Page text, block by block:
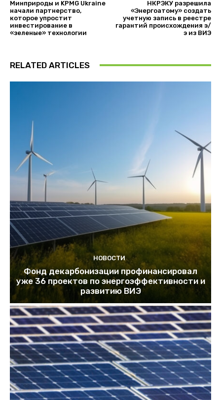
Минприроды и KPMG Ukraine
начали партнерство,
которое упростит
инвестирование в
«зеленые» технологии
НКРЭКУ разрешила
«Энергоатому» создать
учетную запись в реестре
гарантий происхождения э/
э из ВИЭ
RELATED ARTICLES
НОВОСТИ
Фонд декарбонизации профинансировал
уже 36 проектов по энергоэффективности и
развитию ВИЭ